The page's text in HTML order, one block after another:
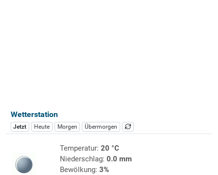
Wetterstation
Jetzt Heute Morgen Übermorgen
Temperatur: 20 °C
Niederschlag: 0.0 mm
Bewölkung: 3%